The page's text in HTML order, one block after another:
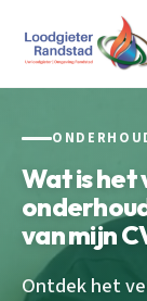
Wat is het
van mijn
Ontdek het